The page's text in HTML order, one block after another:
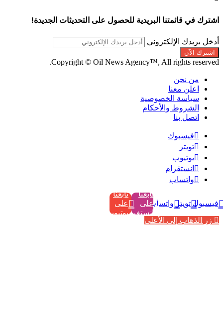
اشترك في قائمتنا البريدية للحصول على التحديثات الجديدة!
أدخل بريدك الإلكتروني
Copyright © Oil News Agency™, All rights reserved.
من نحن
اعلن معنا
سياسة الخصوصية
الشروط والأحكام
اتصل بنا
فيسبوك
تويتر
يوتيوب
انستقرام
واتساب
فيسبوكتويتر واتساب
تابعنا
على
إنستغرام
تابعنا
على
يوتيوب
زر الذهاب إلى الأعلى